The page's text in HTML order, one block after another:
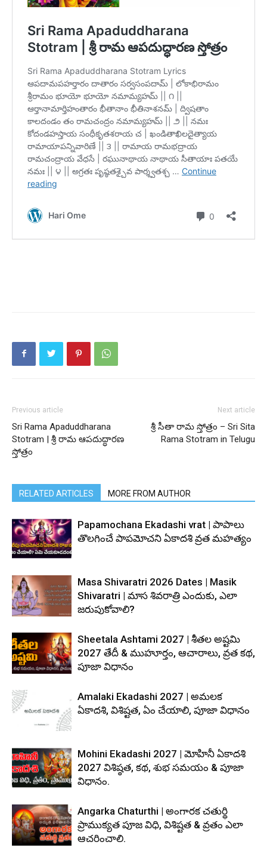
Previous article
Sri Rama Apaduddharana
Stotram | శ్రీ రామ ఆపదుద్ధారణ
స్తోత్రం
Next article
శ్రీ సీతా రామ స్తోత్రం – Sri Sita
Rama Stotram in Telugu
RELATED ARTICLES MORE FROM AUTHOR
Papamochana Ekadashi vrat | పాపాలు
తొలగించే పాపమోచని ఏకాదశి వ్రత మహత్యం
Masa Shivaratri 2026 Dates | Masik
Shivaratri | మాస శివరాత్రి ఎందుకు, ఎలా
జరుపుకోవాలి?
Sheetala Ashtami 2027 | శీతల అష్టమి
2027 తేదీ & ముహూర్తం, ఆచారాలు, వ్రత కథ,
పూజా విధానం
Amalaki Ekadashi 2027 | అమలక
ఏకాదశి, విశిష్టత, ఏం చేయాలి, పూజా విధానం
Mohini Ekadashi 2027 | మోహినీ ఏకాదశి
2027 విశిష్ఠత, కథ, శుభ సమయం & పూజా
విధానం.
Angarka Chaturthi | అంగారక చతుర్థి
ప్రాముక్యత పూజ విధి, విశిష్టత & వ్రతం ఎలా
ఆచరించాలి.